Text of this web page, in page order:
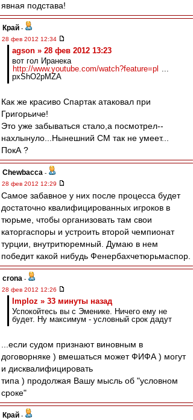
явная подстава!
Край -
28 фев 2012 12:34
agson » 28 фев 2012 13:23
вот гол Иранека
http://www.youtube.com/watch?feature=pl ...
pxShO2pMZA
Как же красиво Спартак атаковал при
Григорьиче!
Это уже забываться стало,а посмотрел--
нахлынуло...Нынешний СМ так не умеет...
ПокА ?
Chewbacca -
28 фев 2012 12:29
Самое забавное у них после процесса будет
достаточно квалифицированных игроков в
тюрьме, чтобы организовать там свои
каторгаспоры и устроить второй чемпионат
турции, внутритюремный. Думаю в нем
победит какой нибудь Фенербахчетюрьмаспор.
crona -
28 фев 2012 12:26
Imploz » 33 минуты назад
Успокойтесь вы с Эменике. Ничего ему не
будет. Ну максимум - условный срок дадут
...если судом признают виновным в
договорняке ) вмешаться может ФИФА ) могут
и дисквалифицировать
типа ) продолжая Вашу мысль об "условном
сроке"
Край -